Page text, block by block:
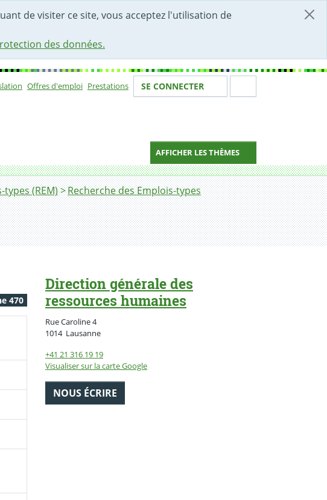
de visiter ce site, vous acceptez l'utilisation de
des données.
Offres d'emploi Prestations Votre identité
SE CONNECTER
AFFICHER LES THÈMES
(REM) Recherche des Emplois-types
470
Direction générale des
ressources humaines
Rue Caroline 4
1014 LausanneSuisse
+41 21 316 19 19
Visualiser sur la carte Google
NOUS ÉCRIRE